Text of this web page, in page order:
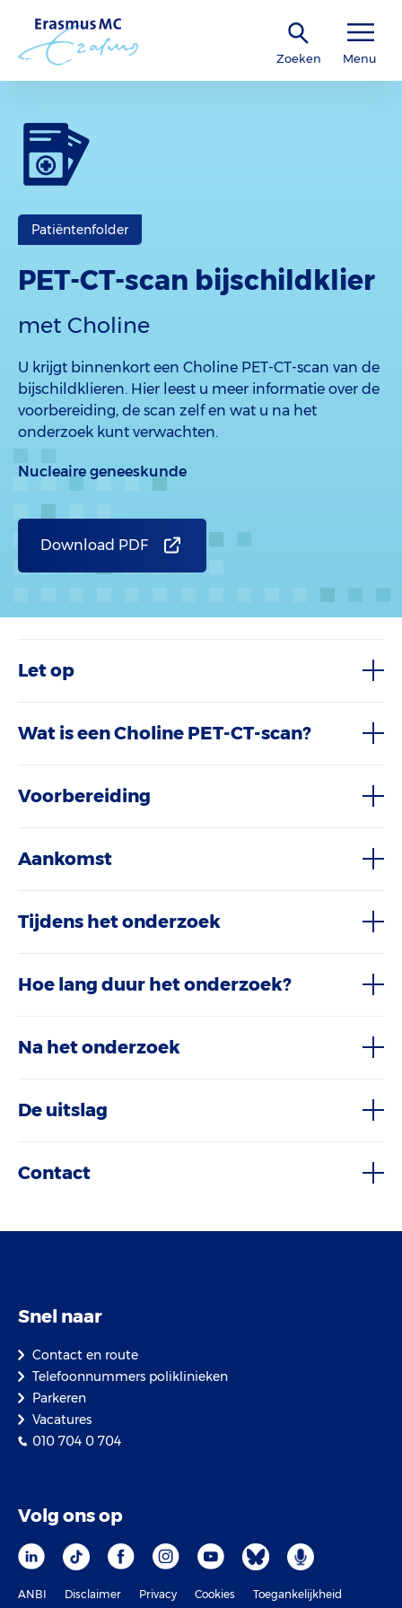
Zoeken Menu
Patiëntenfolder
PET-CT-scan bijschildklier
met Choline
U krijgt binnenkort een Choline PET-CT-scan van de
bijschildklieren. Hier leest u meer informatie over de
voorbereiding, de scan zelf en wat u na het
onderzoek kunt verwachten.
Nucleaire geneeskunde
Download PDF
Let op
Wat is een Choline PET-CT-scan?
Voorbereiding
Aankomst
Tijdens het onderzoek
Hoe lang duur het onderzoek?
Na het onderzoek
De uitslag
Contact
Snel naar
Contact en route
Telefoonnummers poliklinieken
Parkeren
Vacatures
010 704 0 704
Volg ons op
ANBI Disclaimer Privacy Cookies Toegankelijkheid